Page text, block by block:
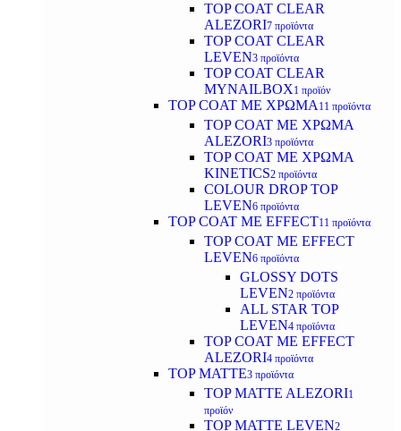
TOP COAT CLEAR
ALEZORI7 προϊόντα
TOP COAT CLEAR
LEVEN3 προϊόντα
TOP COAT CLEAR
MYNAILBOX1 προϊόν
TOP COAT ΜΕ ΧΡΩΜΑ 11 προϊόντα
TOP COAT ΜΕ ΧΡΩΜΑ
ALEZORI3 προϊόντα
TOP COAT ΜΕ ΧΡΩΜΑ
KINETICS2 προϊόντα
COLOUR DROP TOP
LEVEN6 προϊόντα
TOP COAT ΜΕ EFFECT11 προϊόντα
TOP COAT ME EFFECT
LEVEN6 προϊόντα
GLOSSY DOTS
LEVEN2 προϊόντα
ALL STAR TOP
LEVEN4 προϊόντα
TOP COAT ME EFFECT
ALEZORI4 προϊόντα
TOP MATTE3 προϊόντα
TOP MATTE ALEZORI1
προϊόν
TOP MATTE LEVEN2